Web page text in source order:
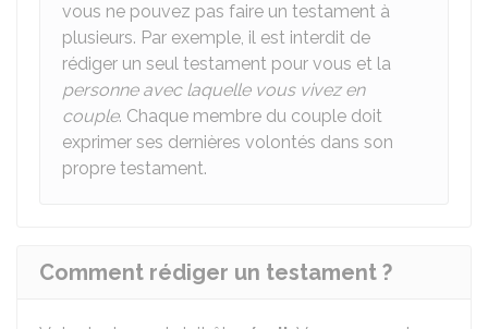
vous ne pouvez pas faire un testament à
plusieurs. Par exemple, il est interdit de
rédiger un seul testament pour vous et la
personne avec laquelle vous vivez en
couple. Chaque membre du couple doit
exprimer ses dernières volontés dans son
propre testament.
Comment rédiger un testament ?